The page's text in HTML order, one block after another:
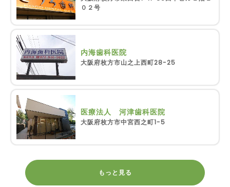
０２号
内海歯科医院
大阪府枚方市山之上西町28-25
医療法人 河津歯科医院
大阪府枚方市中宮西之町1-5
もっと見る